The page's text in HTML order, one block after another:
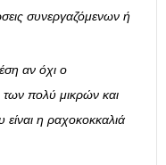
συνεργαζόμενων ή
αν όχι ο
των πολύ μικρών και
είναι η ραχοκοκκαλιά